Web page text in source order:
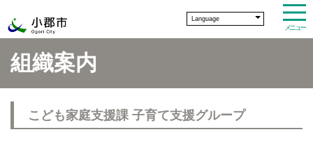
Language
メニュー
組織案内
こども家庭支援課 子育て支援グループ